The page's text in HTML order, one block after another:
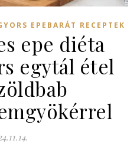
EPEBARÁT RECEPTEK
epe diéta
egytál étel